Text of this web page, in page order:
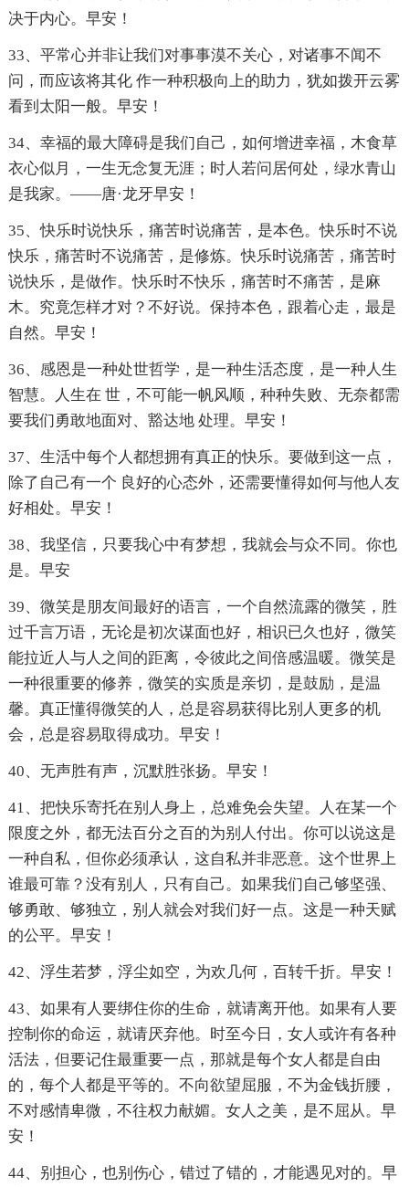
决于内心。早安！
33、平常心并非让我们对事事漠不关心，对诸事不闻不
问，而应该将其化 作一种积极向上的助力，犹如拨开云雾
看到太阳一般。早安！
34、幸福的最大障碍是我们自己，如何增进幸福，木食草
衣心似月，一生无念复无涯；时人若问居何处，绿水青山
是我家。——唐·龙牙早安！
35、快乐时说快乐，痛苦时说痛苦，是本色。快乐时不说
快乐，痛苦时不说痛苦，是修炼。快乐时说痛苦，痛苦时
说快乐，是做作。快乐时不快乐，痛苦时不痛苦，是麻
木。究竟怎样才对？不好说。保持本色，跟着心走，最是
自然。早安！
36、感恩是一种处世哲学，是一种生活态度，是一种人生
智慧。人生在 世，不可能一帆风顺，种种失败、无奈都需
要我们勇敢地面对、豁达地 处理。早安！
37、生活中每个人都想拥有真正的快乐。要做到这一点，
除了自己有一个 良好的心态外，还需要懂得如何与他人友
好相处。早安！
38、我坚信，只要我心中有梦想，我就会与众不同。你也
是。早安
39、微笑是朋友间最好的语言，一个自然流露的微笑，胜
过千言万语，无论是初次谋面也好，相识已久也好，微笑
能拉近人与人之间的距离，令彼此之间倍感温暖。微笑是
一种很重要的修养，微笑的实质是亲切，是鼓励，是温
馨。真正懂得微笑的人，总是容易获得比别人更多的机
会，总是容易取得成功。早安！
40、无声胜有声，沉默胜张扬。早安！
41、把快乐寄托在别人身上，总难免会失望。人在某一个
限度之外，都无法百分之百的为别人付出。你可以说这是
一种自私，但你必须承认，这自私并非恶意。这个世界上
谁最可靠？没有别人，只有自己。如果我们自己够坚强、
够勇敢、够独立，别人就会对我们好一点。这是一种天赋
的公平。早安！
42、浮生若梦，浮尘如空，为欢几何，百转千折。早安！
43、如果有人要绑住你的生命，就请离开他。如果有人要
控制你的命运，就请厌弃他。时至今日，女人或许有各种
活法，但要记住最重要一点，那就是每个女人都是自由
的，每个人都是平等的。不向欲望屈服，不为金钱折腰，
不对感情卑微，不往权力献媚。女人之美，是不屈从。早
安！
44、别担心，也别伤心，错过了错的，才能遇见对的。早